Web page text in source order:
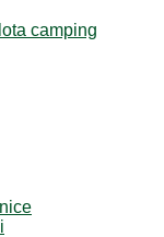
camping